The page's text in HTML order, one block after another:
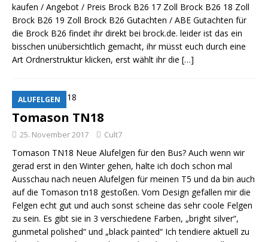
kaufen / Angebot / Preis Brock B26 17 Zoll Brock B26 18 Zoll
Brock B26 19 Zoll Brock B26 Gutachten / ABE Gutachten für
die Brock B26 findet ihr direkt bei brock.de. leider ist das ein
bisschen unübersichtlich gemacht, ihr müsst euch durch eine
Art Ordnerstruktur klicken, erst wählt ihr die […]
ALUFELGEN
Tomason TN18
25. November 2017 Cult7
Tomason TN18 Neue Alufelgen für den Bus? Auch wenn wir
gerad erst in den Winter gehen, halte ich doch schon mal
Ausschau nach neuen Alufelgen für meinen T5 und da bin auch
auf die Tomason tn18 gestoßen. Vom Design gefallen mir die
Felgen echt gut und auch sonst scheine das sehr coole Felgen
zu sein. Es gibt sie in 3 verschiedene Farben, „bright silver“,
gunmetal polished“ und „black painted“ Ich tendiere aktuell zu